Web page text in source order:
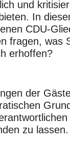
und
In
CDU-
fragen, was
erhoffen?
der
zu lassen.